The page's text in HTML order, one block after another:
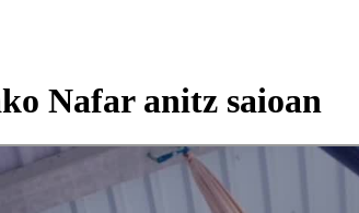
Nafar anitz saioan